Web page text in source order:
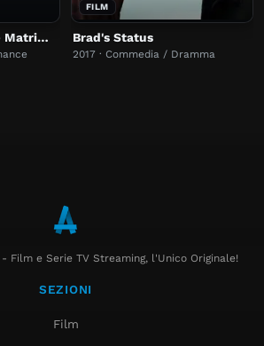
Laws of Attraction - Matrimonio in appello
FILM
Brad's Status
2017 · Commedia / Dramma
Film e Serie TV Streaming, l'Unico Originale!
SEZIONI
Film